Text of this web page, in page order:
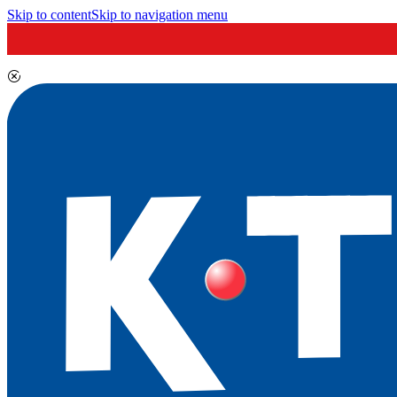
Skip to contentSkip to navigation menu